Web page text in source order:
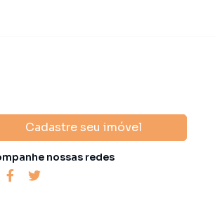
Cadastre seu imóvel
nossas redes